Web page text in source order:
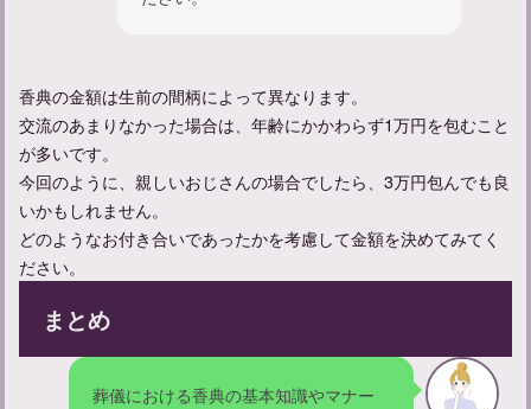
香典の金額は生前の間柄によって異なります。
交流のあまりなかった場合は、年齢にかかわらず1万円を包むこと
が多いです。
今回のように、親しいおじさんの場合でしたら、3万円包んでも良
いかもしれません。
どのようなお付き合いであったかを考慮して金額を決めてみてく
ださい。
まとめ
葬儀における香典の基本知識やマナー